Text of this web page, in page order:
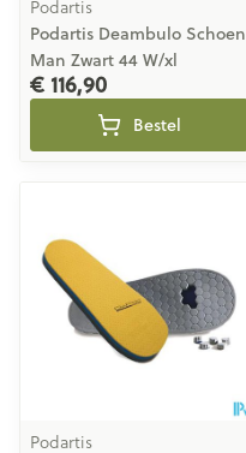
Podartis
Podartis Deambulo Schoen
Man Zwart 44 W/xl
€ 116,90
Bestel
Podartis